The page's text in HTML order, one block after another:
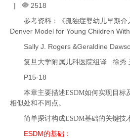
|
2518
参考资料：《孤独症婴幼儿早期
Denver Model for Young Children
Sally J. Rogers &Geraldine
复旦大学附属儿科医院组译 徐秀
P15-18
本章主要描述ESDM如何实现目标
相似处和不同点。
简单探讨构成ESDM基础的关键技
ESDM的基础：